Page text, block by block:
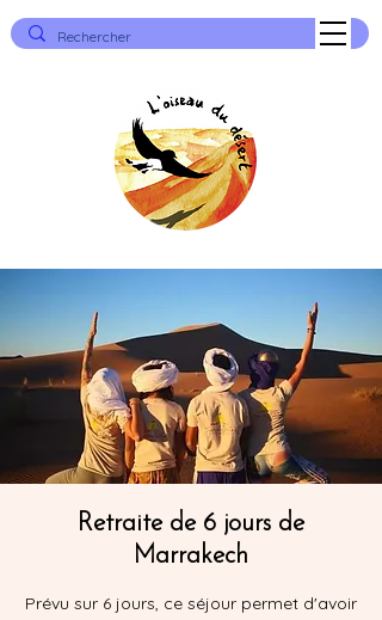
Retraite de 6 jours de
Marrakech
Prévu sur 6 jours, ce séjour permet d'avoir